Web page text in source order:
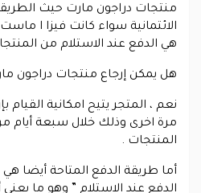
منتجات دراجون مارت حيث
الائتمانية سواء كانت فيزا ا ماست
هي الدفع عند الاستلام من
هل يمكن إرجاع منتجات دراجون
نعم ، المتجر يتيح امكانية القيام
مرة اخرى وذلك خلال سبعة أيام
المنتجات .
أما طريقة الدفع المتاحة أيضا
الدفع عند الاستلام ” وهو ما